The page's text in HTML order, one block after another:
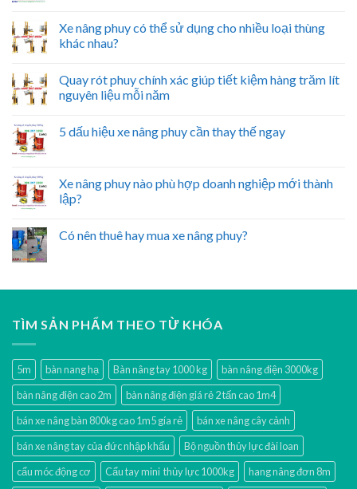
Xe nâng phuy có thể sử dụng cho nhiều loại thùng
khác nhau?
Quay rót phuy chính xác giúp tiết kiệm hàng trăm lít
nguyên liệu mỗi năm
5 dấu hiệu xe nâng phuy cần thay thế ngay
Xe nâng phuy nào phù hợp doanh nghiệp mới thành
lập?
Có nên thuê hay mua xe nâng phuy?
TÌM SẢN PHẨM THEO TỪ KHÓA
5m bàn nang hạ Bàn nâng tay 1000 kg
bàn nâng điện 3000kg
bàn nâng điện cao 2m
bàn nâng điện giá rẻ 2 tấn cao 1m4
bán xe nâng bàn 800kg cao 1m5 gía rẻ
bán xe nâng cây cảnh
bán xe nâng tay của đức nhập khẩu
Bộ nguồn thủy lực đài loan
cẩu móc động cơ
Cẩu tay mini thủy lực 1000kg
hang nâng đơn 8m